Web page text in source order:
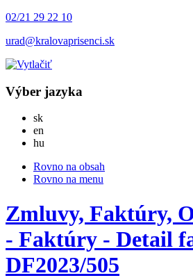
02/21 29 22 10
urad@kralovaprisenci.sk
Výber jazyka
skSlovensky
en
hu
Rovno na obsah
Rovno na menu
Zmluvy, Faktúry,
- Faktúry - Detail
DF2023/505